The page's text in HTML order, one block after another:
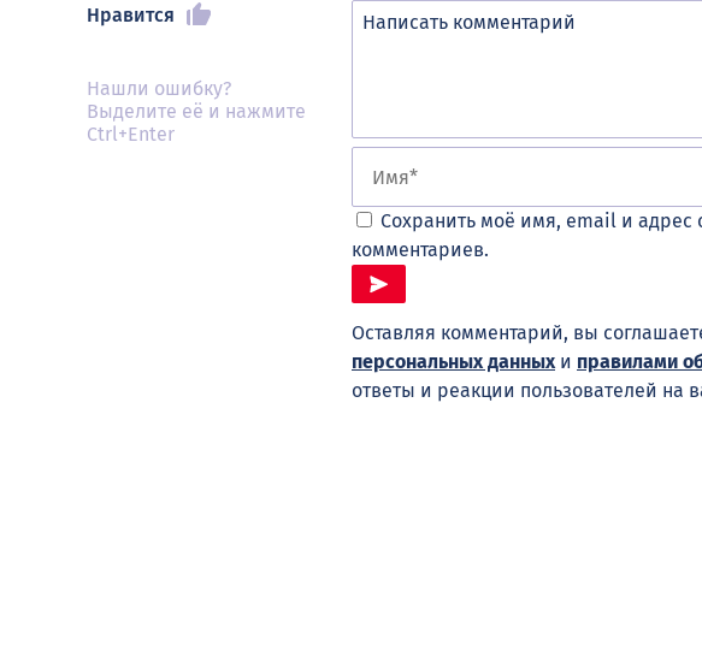
Нравится
Нашли ошибку?
Выделите её и нажмите
Ctrl+Enter
Сохранить моё имя, email и адрес
комментариев.
Оставляя комментарий, вы
персональных данныхи правилами
ответы и реакции пользователей